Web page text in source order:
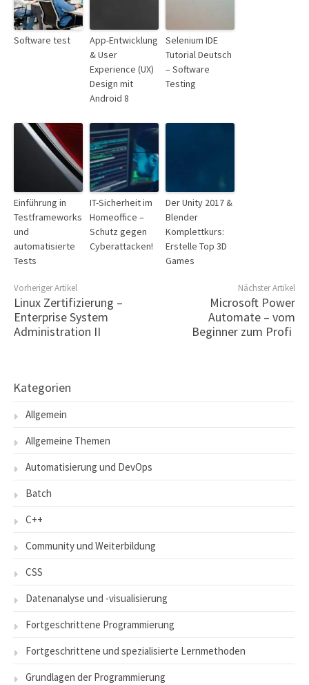
Software test
App-Entwicklung
& User
Experience (UX)
Design mit
Android 8
Selenium IDE
Tutorial Deutsch
– Software
Testing
Einführung in
Testframeworks
und
automatisierte
Tests
IT-Sicherheit im
Homeoffice –
Schutz gegen
Cyberattacken!
Der Unity 2017 &
Blender
Komplettkurs:
Erstelle Top 3D
Games
Vorheriger Artikel
Linux Zertifizierung –
Enterprise System
Administration II
Nächster Artikel
Microsoft Power
Automate – vom
Beginner zum Profi
Kategorien
Allgemein
Allgemeine Themen
Automatisierung und DevOps
Batch
C++
Community und Weiterbildung
CSS
Datenanalyse und -visualisierung
Fortgeschrittene Programmierung
Fortgeschrittene und spezialisierte Lernmethoden
Grundlagen der Programmierung